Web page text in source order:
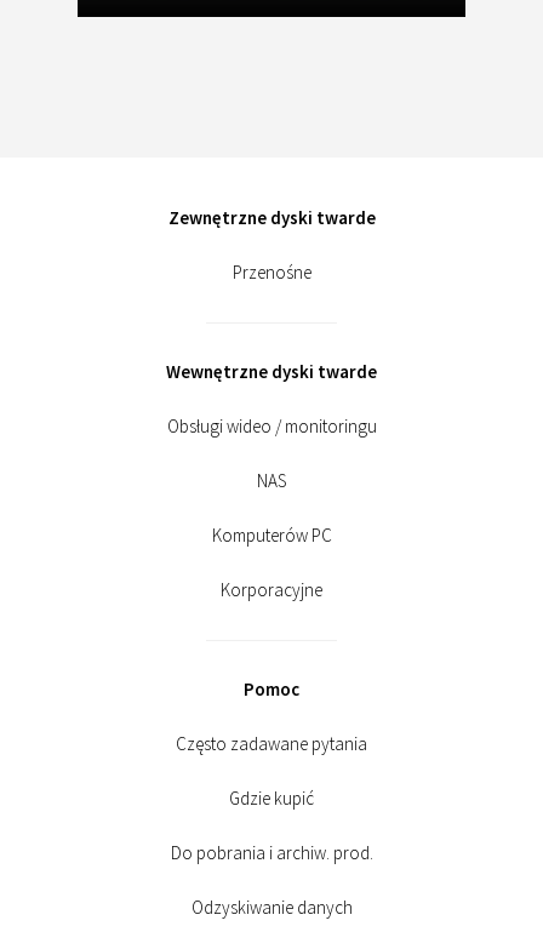
Zewnętrzne dyski twarde
Przenośne
Wewnętrzne dyski twarde
Obsługi wideo / monitoringu
NAS
Komputerów PC
Korporacyjne
Pomoc
Często zadawane pytania
Gdzie kupić
Do pobrania i archiw. prod.
Odzyskiwanie danych